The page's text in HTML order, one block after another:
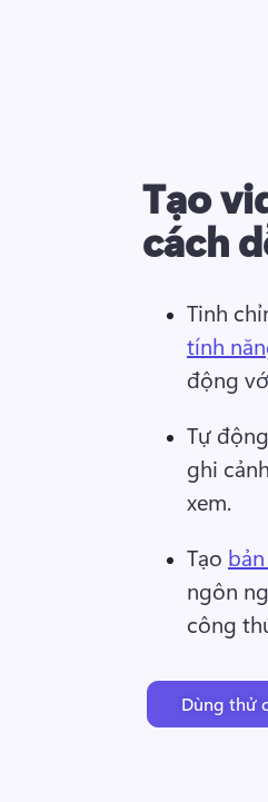
Tạo
cách
Tinh
tính
động
Tự động
ghi
xem.
Tạo
ngôn
công
Dùng thử